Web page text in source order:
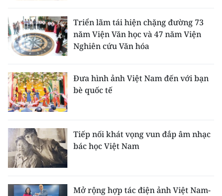
Triển lãm tái hiện chặng đường 73
năm Viện Văn học và 47 năm Viện
Nghiên cứu Văn hóa
Đưa hình ảnh Việt Nam đến với bạn
bè quốc tế
Tiếp nối khát vọng vun đắp âm nhạc
bác học Việt Nam
Mở rộng hợp tác điện ảnh Việt Nam-